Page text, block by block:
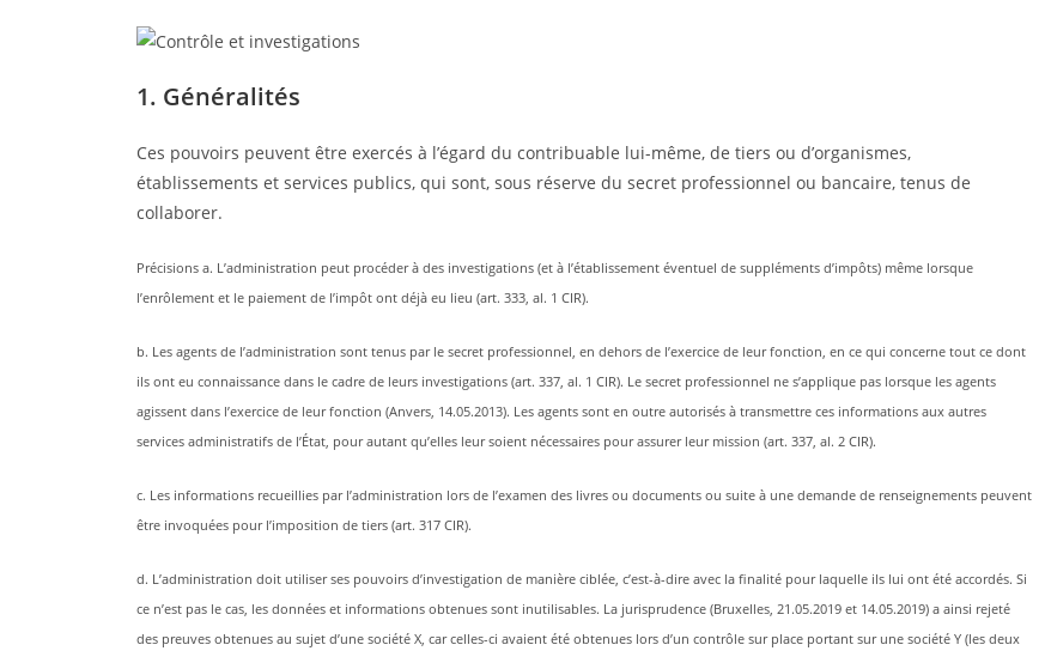
1. Généralités
Ces pouvoirs peuvent être exercés à l’égard du contribuable lui-même, de tiers ou d’organismes,
établissements et services publics, qui sont, sous réserve du secret professionnel ou bancaire, tenus de
collaborer.
Précisions a. L’administration peut procéder à des investigations (et à l’établissement éventuel de suppléments d’impôts) même lorsque
l’enrôlement et le paiement de l’impôt ont déjà eu lieu (art. 333, al. 1 CIR).
b. Les agents de l’administration sont tenus par le secret professionnel, en dehors de l’exercice de leur fonction, en ce qui concerne tout ce dont
ils ont eu connaissance dans le cadre de leurs investigations (art. 337, al. 1 CIR). Le secret professionnel ne s’applique pas lorsque les agents
agissent dans l’exercice de leur fonction (Anvers, 14.05.2013). Les agents sont en outre autorisés à transmettre ces informations aux autres
services administratifs de l’État, pour autant qu’elles leur soient nécessaires pour assurer leur mission (art. 337, al. 2 CIR).
c. Les informations recueillies par l’administration lors de l’examen des livres ou documents ou suite à une demande de renseignements peuvent
être invoquées pour l’imposition de tiers (art. 317 CIR).
d. L’administration doit utiliser ses pouvoirs d’investigation de manière ciblée, c’est-à-dire avec la finalité pour laquelle ils lui ont été accordés. Si
ce n’est pas le cas, les données et informations obtenues sont inutilisables. La jurisprudence (Bruxelles, 21.05.2019 et 14.05.2019) a ainsi rejeté
des preuves obtenues au sujet d’une société X, car celles-ci avaient été obtenues lors d’un contrôle sur place portant sur une société Y (les deux